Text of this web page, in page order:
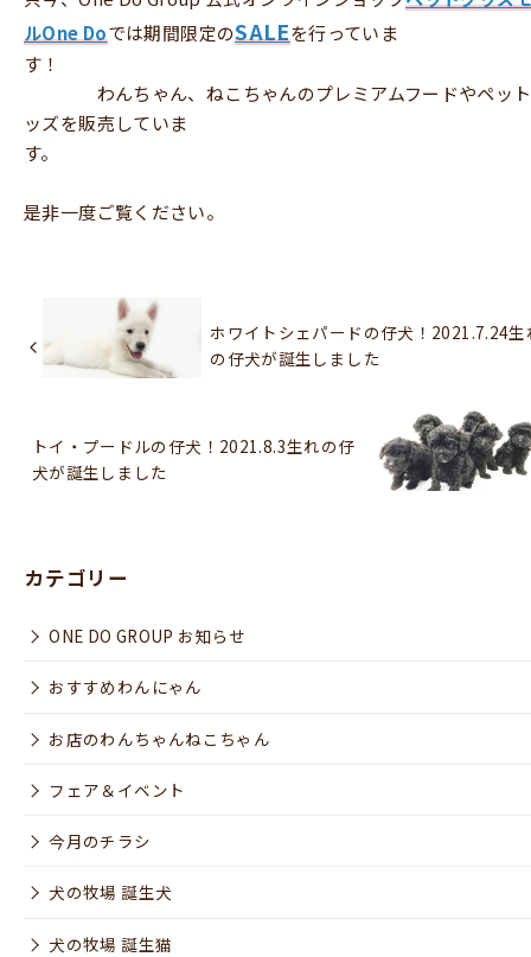
ルOne Doでは期間限定のSALEを行っていま
す
わんちゃん、ねこちゃんのプレミアムフードやペッ
ッズを販売していま
す
是非一度ご覧ください。
ホワイトシェパードの仔犬！2021.7.24生
の仔犬が誕生しました
トイ・プードルの仔犬！2021.8.3生れの仔
犬が誕生しました
カテゴリー
ONE DO GROUP お知らせ
おすすめわんにゃん
お店のわんちゃんねこちゃん
フェア＆イベント
今月のチラシ
犬の牧場 誕生犬
犬の牧場 誕生猫